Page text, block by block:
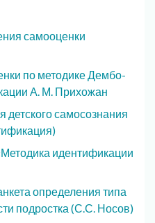
самооценки
по методике Дембо-
А. М. Прихожан
детского самосознания
идентификации
определения типа
подростка (С.С. Носов)